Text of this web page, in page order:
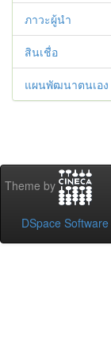
ภาวะผู้นำ
สินเชื่อ
แผนพัฒนาตนเอง
Theme by
DSpace Software